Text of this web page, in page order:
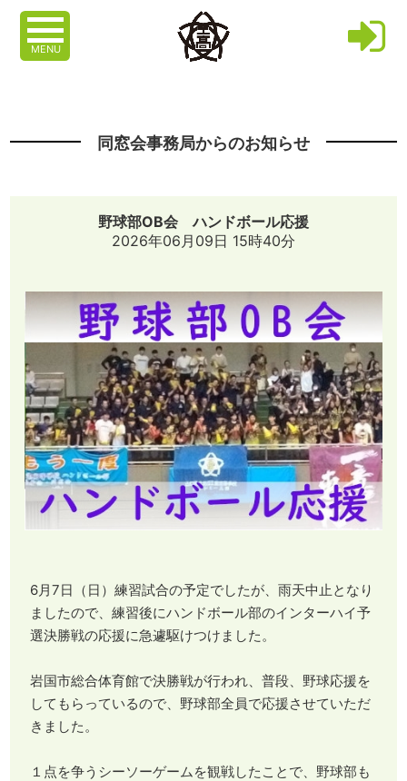
MENU
同窓会事務局からのお知らせ
野球部OB会 ハンドボール応援
2026年06月09日 15時40分
6月7日（日）練習試合の予定でしたが、雨天中止となり
ましたので、練習後にハンドボール部のインターハイ予
選決勝戦の応援に急遽駆けつけました。
岩国市総合体育館で決勝戦が行われ、普段、野球応援を
してもらっているので、野球部全員で応援させていただ
きました。
１点を争うシーソーゲームを観戦したことで、野球部も